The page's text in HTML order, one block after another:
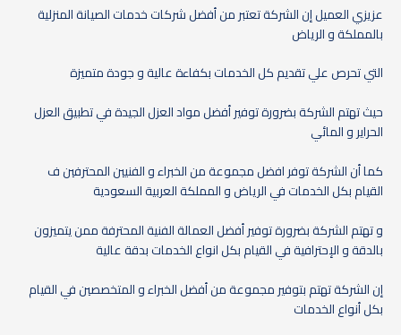
عزيزي العميل إن الشركة تعتبر من أفضل شركات خدمات الصيانة المنزلية
بالمملكة و الرياض
التي تحرص علي تقديم كل الخدمات بكفاءة عالية و جودة متميزة
حيث تهتم الشركة بضرورة توفير أفضل مواد العزل الجيدة في تطبيق العزل
الحراير و المائي
كما أن الشركة توفر افضل مجموعة من الخبراء و الفنيين المحترفين ف
القيام بكل الخدمات في الرياض و المملكة العربية السعودية
و تهتم الشركة بضرورة توفير أفضل العمالة الفنية المحترفة ممن يتميزون
بالدقة و الإحترافية في القيام بكل انواع الخدمات بدقة عالية
إن الشركة تهتم بتوفير مجموعة من أفضل الخبراء و المتخصصين في القيام
بكل أنواع الخدمات